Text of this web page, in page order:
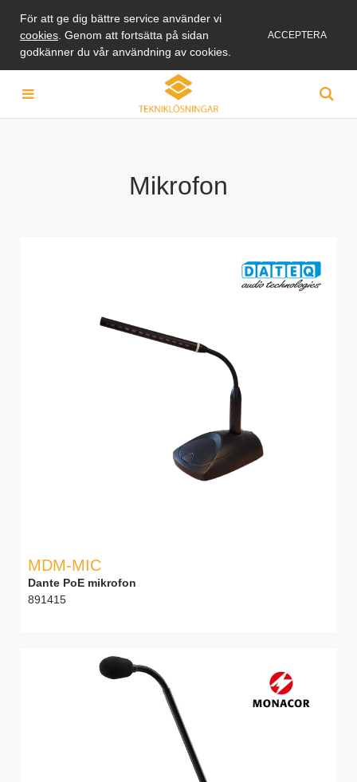
För att ge dig bättre service använder vi
cookies . Genom att fortsätta på sidan
godkänner du vår användning av cookies.
ACCEPTERA
Mikrofon
MDM-MIC
Dante PoE mikrofon
891415